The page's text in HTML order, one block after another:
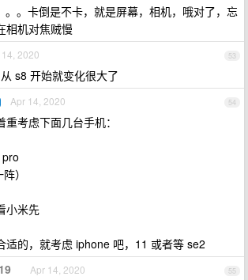
。。卡倒是不卡，就是屏幕，相机，哦对了，忘
相机对焦贼慢
53
2020
s8 开始就变化很大了
54
Apr 14, 2020
考虑下面几台手机：
）
小米先
适的，就考虑 iphone 吧，11 或者等 se2
55
Apr 14, 2020